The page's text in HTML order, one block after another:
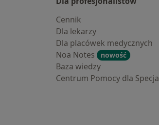
Cennik
Dla lekarzy
Dla placówek medycznych
Noa Notes
nowość
Baza wiedzy
Centrum Pomocy dla